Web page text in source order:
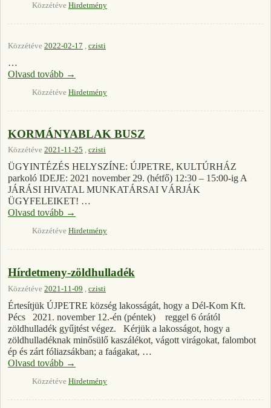
Közzétéve Hirdetmény
Közzétéve 2022-02-17 , czisti
…
Olvasd tovább →
Közzétéve Hirdetmény
KORMÁNYABLAK BUSZ
Közzétéve 2021-11-25 , czisti
ÜGYINTÉZÉS HELYSZÍNE: ÚJPETRE, KULTÚRHÁZ
parkoló IDEJE: 2021 november 29. (hétfő) 12:30 – 15:00-ig A
JÁRÁSI HIVATAL MUNKATÁRSAI VÁRJÁK
ÜGYFELEIKET! …
Olvasd tovább →
Közzétéve Hirdetmény
Hírdetmeny-zöldhulladék
Közzétéve 2021-11-09 , czisti
Értesítjük ÚJPETRE község lakosságát, hogy a Dél-Kom Kft.
Pécs 2021. november 12.-én (péntek) reggel 6 órától
zöldhulladék gyűjtést végez. Kérjük a lakosságot, hogy a
zöldhulladéknak minősülő kaszálékot, vágott virágokat, falombot
ép és zárt fóliazsákban; a faágakat, …
Olvasd tovább →
Közzétéve Hirdetmény